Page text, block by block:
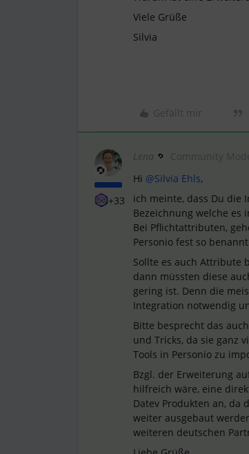
Viele Grüße
Silvia
Gefällt mir
+33
Lena
Hi @Silvia Ehls,
ich meinte, dass Du die
Bezeichnung welche es
Bei Pflichtattributen,
Personio fest so
Sollte es auch Attribute
dann müssten diese
gering ist. Denn die
Integration notwendig
Bitte besprecht das
und Tricks, da sie ganz
Tools in Personio zu
Bzgl. der Erweiterung
hilfreich wäre, eine
Datev Produkten an, da
weiter ausgebaut
weiteren deutschen